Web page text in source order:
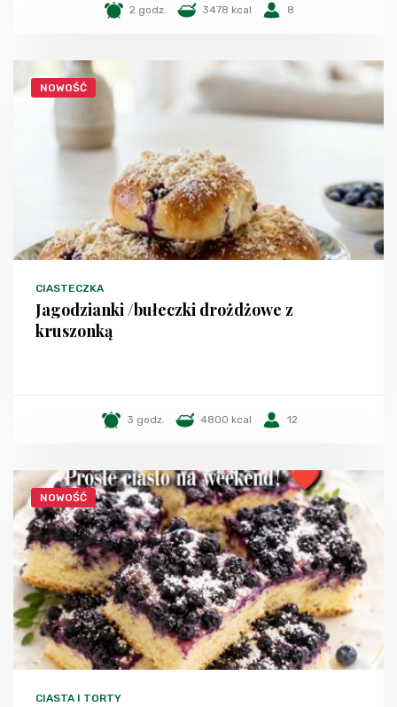
2 godz. 3478 kcal 8
NOWOŚĆ
CIASTECZKA
Jagodzianki /bułeczki drożdżowe z
kruszonką
3 godz. 4800 kcal 12
NOWOŚĆ
CIASTA I TORTY